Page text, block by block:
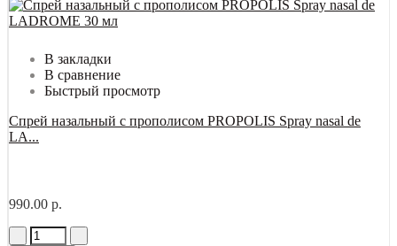
В закладки
В сравнение
Быстрый просмотр
Спрей назальный с прополисом PROPOLIS Spray nasal de
LA...
990.00 р.